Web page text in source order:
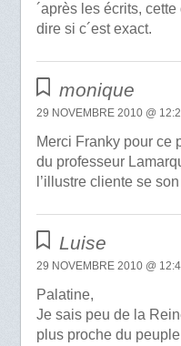
´après les écrits,
dire si c´est exact.
monique
29 NOVEMBRE 2010 @
Merci Franky pour ce
du professeur
l’illustre cliente se
Luise
29 NOVEMBRE 2010 @
Palatine,
Je sais peu de la
plus proche du